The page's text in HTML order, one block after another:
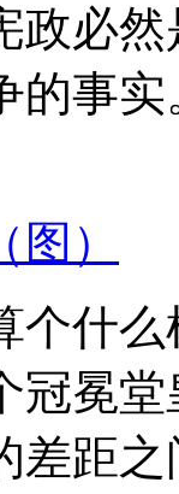
政必
的事实
）
个什
冠冕
差距